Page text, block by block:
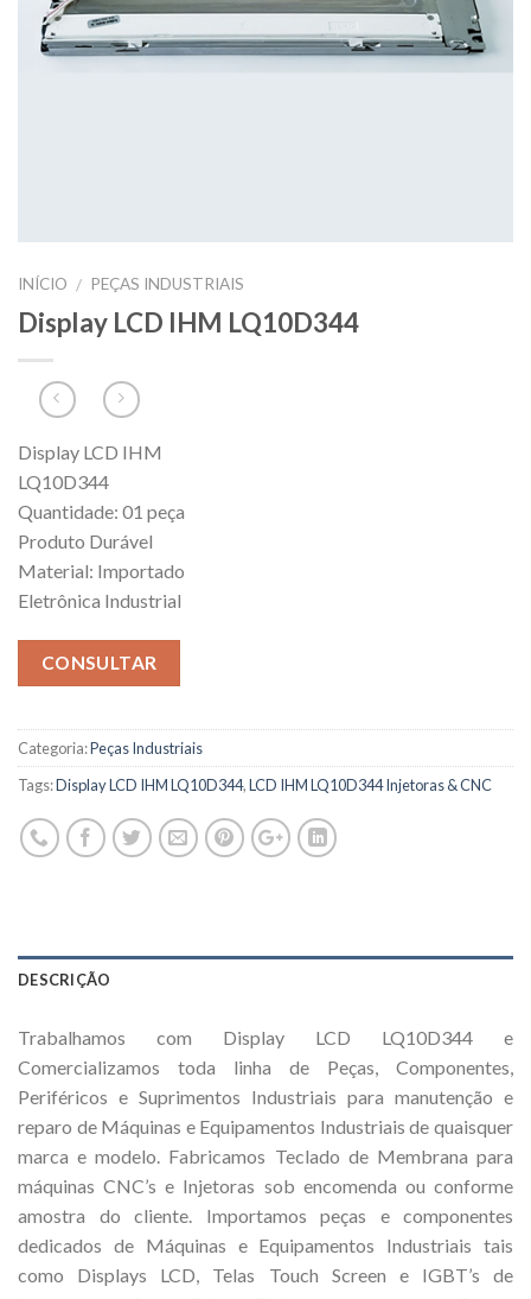
INÍCIO / PEÇAS INDUSTRIAIS
Display LCD IHM LQ10D344
Display LCD IHM
LQ10D344
Quantidade: 01 peça
Produto Durável
Material: Importado
Eletrônica Industrial
CONSULTAR
Categoria:Peças Industriais
Tags:Display LCD IHM LQ10D344,LCD IHM LQ10D344 Injetoras & CNC
DESCRIÇÃO
Trabalhamos com Display LCD LQ10D344 e
Comercializamos toda linha de Peças, Componentes,
Periféricos e Suprimentos Industriais para manutenção e
reparo de Máquinas e Equipamentos Industriais de quaisquer
marca e modelo. Fabricamos Teclado de Membrana para
máquinas CNC’s e Injetoras sob encomenda ou conforme
amostra do cliente. Importamos peças e componentes
dedicados de Máquinas e Equipamentos Industriais tais
como Displays LCD, Telas Touch Screen e IGBT’s de